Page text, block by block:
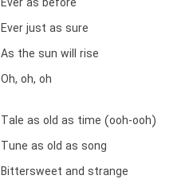
Ever just as sure
As the sun will rise
Oh, oh, oh
Tale as old as time (ooh-ooh)
Tune as old as song
Bittersweet and strange